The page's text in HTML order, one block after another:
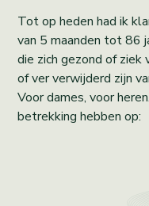
Tot op heden had ik
van 5 maanden tot 86
die zich gezond of ziek
of ver verwijderd zijn
Voor dames, voor
betrekking hebben op: